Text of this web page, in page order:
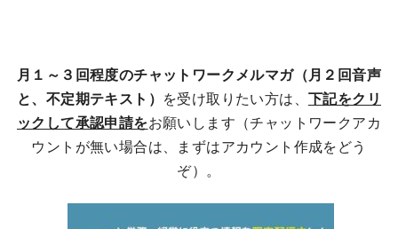
月１～３回程度のチャットワークメルマガ（月２回音声
と、不定期テキスト） を受け取りたい方は、 下記をクリ
ックして承認申請をお願いします（チャットワークアカ
ウントが無い場合は、まずはアカウント作成をどう
ぞ）。